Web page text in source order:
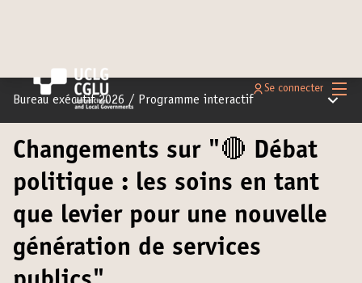
Se connecter
Bureau exécutif 2026 / Programme interactif Menu
Changements sur "🔴 Débat
politique : les soins en tant
que levier pour une nouvelle
génération de services